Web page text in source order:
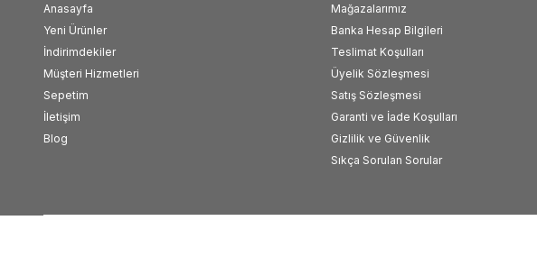
Anasayfa
Yeni Ürünler
İndirimdekiler
Müşteri Hizmetleri
Sepetim
İletişim
Blog
Mağazalarımız
Banka Hesap Bilgileri
Teslimat Koşulları
Üyelik Sözleşmesi
Satış Sözleşmesi
Garanti ve İade Koşulları
Gizlilik ve Güvenlik
Sıkça Sorulan Sorular